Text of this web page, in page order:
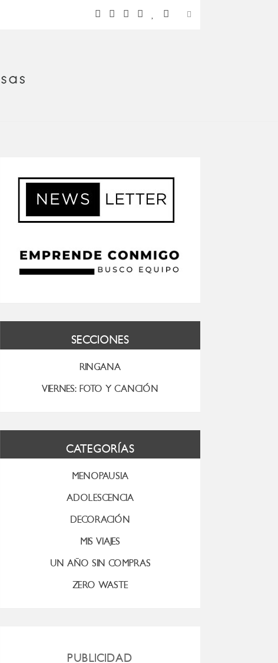
SECCIONES
RINGANA
VIERNES: FOTO Y CANCIÓN
CATEGORÍAS
MENOPAUSIA
ADOLESCENCIA
DECORACIÓN
MIS VIAJES
UN AÑO SIN COMPRAS
ZERO WASTE
PUBLICIDAD